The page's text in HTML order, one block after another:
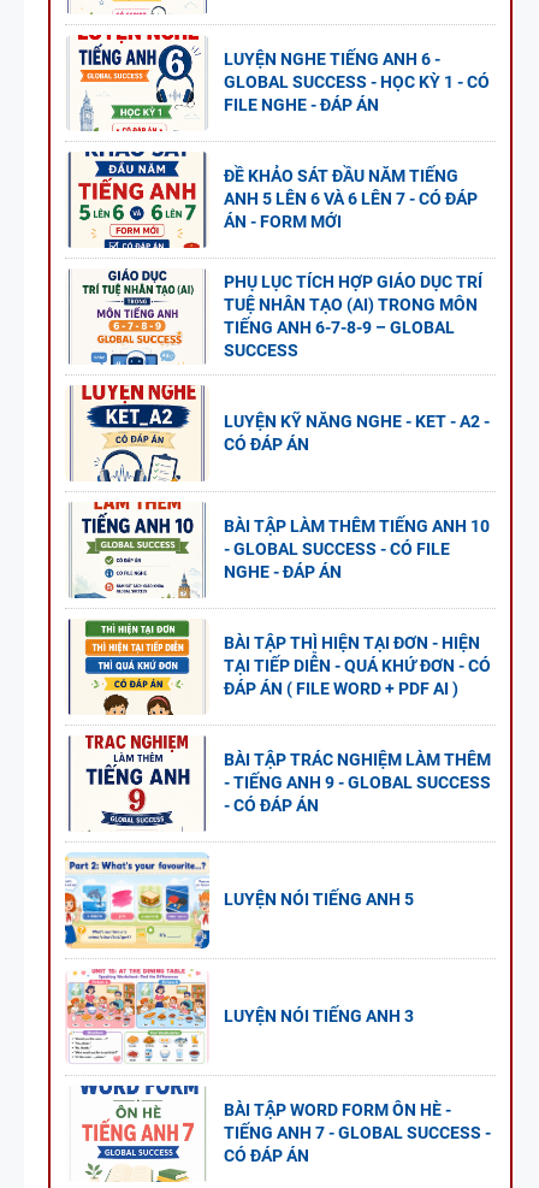
LUYỆN NGHE TIẾNG ANH 6 -
GLOBAL SUCCESS - HỌC KỲ 1 - CÓ
FILE NGHE - ĐÁP ÁN
ĐỀ KHẢO SÁT ĐẦU NĂM TIẾNG
ANH 5 LÊN 6 VÀ 6 LÊN 7 - CÓ ĐÁP
ÁN - FORM MỚI
PHỤ LỤC TÍCH HỢP GIÁO DỤC TRÍ
TUỆ NHÂN TẠO (AI) TRONG MÔN
TIẾNG ANH 6-7-8-9 – GLOBAL
SUCCESS
LUYỆN KỸ NĂNG NGHE - KET - A2 -
CÓ ĐÁP ÁN
BÀI TẬP LÀM THÊM TIẾNG ANH 10
- GLOBAL SUCCESS - CÓ FILE
NGHE - ĐÁP ÁN
BÀI TẬP THÌ HIỆN TẠI ĐƠN - HIỆN
TẠI TIẾP DIỄN - QUÁ KHỨ ĐƠN - CÓ
ĐÁP ÁN ( FILE WORD + PDF AI )
BÀI TẬP TRÁC NGHIỆM LÀM THÊM
- TIẾNG ANH 9 - GLOBAL SUCCESS
- CÓ ĐÁP ÁN
LUYỆN NÓI TIẾNG ANH 5
LUYỆN NÓI TIẾNG ANH 3
BÀI TẬP WORD FORM ÔN HÈ -
TIẾNG ANH 7 - GLOBAL SUCCESS -
CÓ ĐÁP ÁN